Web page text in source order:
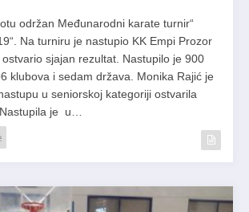
održan Međunarodni karate turnir“
Na turniru je nastupio KK Empi Prozor
sjajan rezultat. Nastupilo je 900
klubova i sedam država. Monika Rajić je
u seniorskoj kategoriji ostvarila
je u…